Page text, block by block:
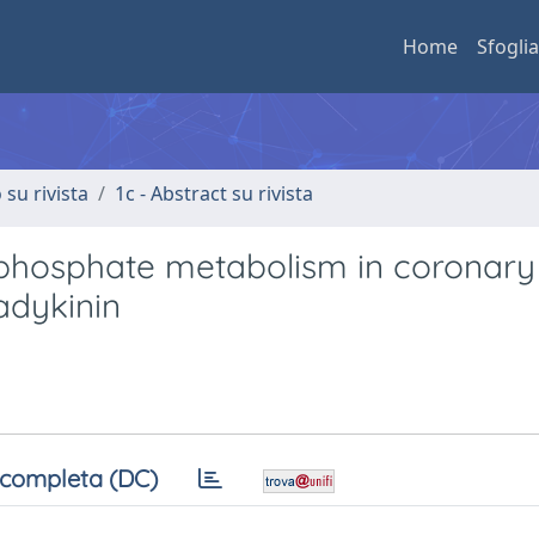
Home Sfoglia
su rivista 1c - Abstract su rivista
metabolism in coronary
(DC)